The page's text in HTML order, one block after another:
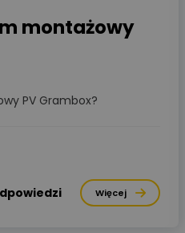
montażowy
PV Grambox?
Więcej